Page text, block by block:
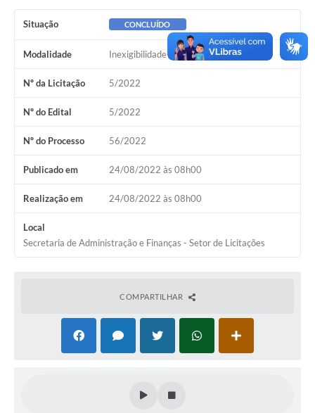
Situação CONCLUÍDO
Modalidade Inexigibilidade
Nº da Licitação 5/2022
Nº do Edital 5/2022
Nº do Processo 56/2022
Publicado em 24/08/2022 às 08h00
Realização em 24/08/2022 às 08h00
Local
Secretaria de Administração e Finanças - Setor de Licitações
COMPARTILHAR